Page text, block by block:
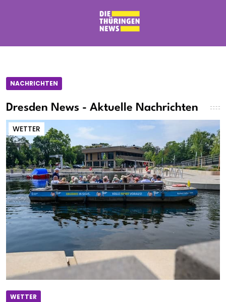
NACHRICHTEN
Dresden News - Aktuelle Nachrichten
WETTER
WETTER